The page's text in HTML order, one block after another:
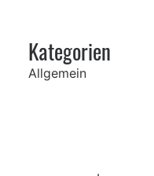
Kategorien
Allgemein